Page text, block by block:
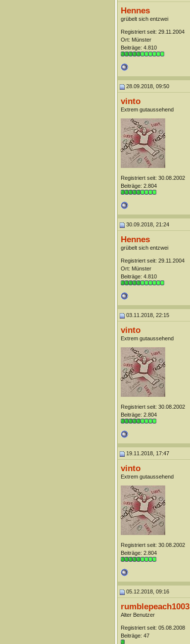
Hennes
grübelt sich entzwei
Registriert seit: 29.11.2004
Ort: Münster
Beiträge: 4.810
28.09.2018, 09:50
vinto
Extrem gutaussehend
Registriert seit: 30.08.2002
Beiträge: 2.804
30.09.2018, 21:24
Hennes
grübelt sich entzwei
Registriert seit: 29.11.2004
Ort: Münster
Beiträge: 4.810
03.11.2018, 22:15
vinto
Extrem gutaussehend
Registriert seit: 30.08.2002
Beiträge: 2.804
19.11.2018, 17:47
vinto
Extrem gutaussehend
Registriert seit: 30.08.2002
Beiträge: 2.804
05.12.2018, 09:16
rumblepeach1003
Alter Benutzer
Registriert seit: 05.08.2008
Beiträge: 47